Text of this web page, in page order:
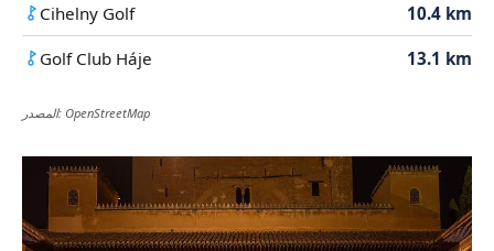
Cihelny Golf 10.4 km
Golf Club Háje 13.1 km
المصدر: OpenStreetMap